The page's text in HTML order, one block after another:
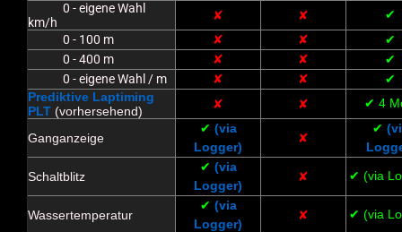
0 - eigene Wahl
km/h
✘ ✘
✔
0 - 100 m
✘ ✘
✔
0 - 400 m
✘ ✘
✔
0 - eigene Wahl / m
✘ ✘
✔
Prediktive Laptiming
PLT (vorhersehend) ✘ ✘ ✔ 4
Ganganzeige
✔ (via
Logger)
✘
✔
Schaltblitz
✔ (via
Logger)
✘ ✔ (via
Wassertemperatur
✔ (via
Logger)
✘ ✔ (via